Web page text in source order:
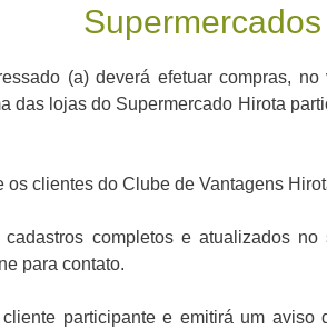
Supermercados
(a) deverá efetuar compras,
das lojas do Supermercado Hirota
clientes do Clube de Vantagens
completos e atualizados no
para contato.
participante e emitirá um aviso